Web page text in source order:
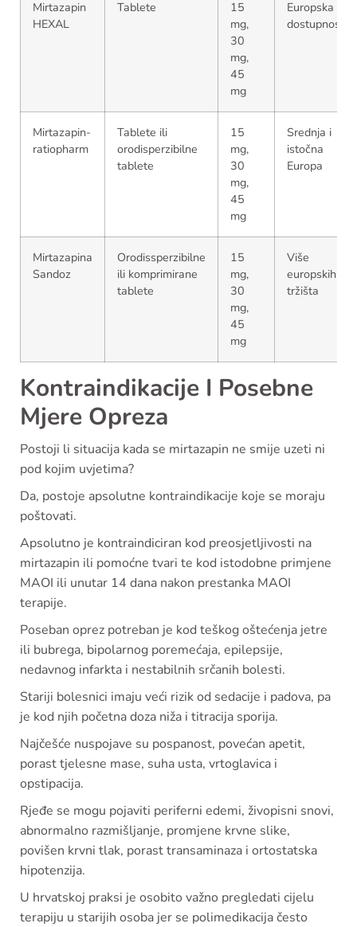
Mirtazapin
HEXAL
Tablete
15
mg,
30
mg,
45
mg
Europska
dostupnost
Mirtazapin-
ratiopharm
Tablete ili
orodisperzibilne
tablete
15
mg,
30
mg,
45
mg
Srednja i
istočna
Europa
Mirtazapina
Sandoz
Orodissperzibilne
ili komprimirane
tablete
15
mg,
30
mg,
45
mg
Više
europskih
tržišta
Kontraindikacije I Posebne
Mjere Opreza
Postoji li situacija kada se mirtazapin ne smije uzeti ni
pod kojim uvjetima?
Da, postoje apsolutne kontraindikacije koje se moraju
poštovati.
Apsolutno je kontraindiciran kod preosjetljivosti na
mirtazapin ili pomoćne tvari te kod istodobne primjene
MAOI ili unutar 14 dana nakon prestanka MAOI
terapije.
Poseban oprez potreban je kod teškog oštećenja jetre
ili bubrega, bipolarnog poremećaja, epilepsije,
nedavnog infarkta i nestabilnih srčanih bolesti.
Stariji bolesnici imaju veći rizik od sedacije i padova, pa
je kod njih početna doza niža i titracija sporija.
Najčešće nuspojave su pospanost, povećan apetit,
porast tjelesne mase, suha usta, vrtoglavica i
opstipacija.
Rjeđe se mogu pojaviti periferni edemi, živopisni snovi,
abnormalno razmišljanje, promjene krvne slike,
povišen krvni tlak, porast transaminaza i ortostatska
hipotenzija.
U hrvatskoj praksi je osobito važno pregledati cijelu
terapiju u starijih osoba jer se polimedikacija često